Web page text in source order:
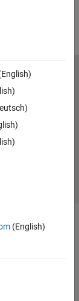
(English)
las aplicaciones